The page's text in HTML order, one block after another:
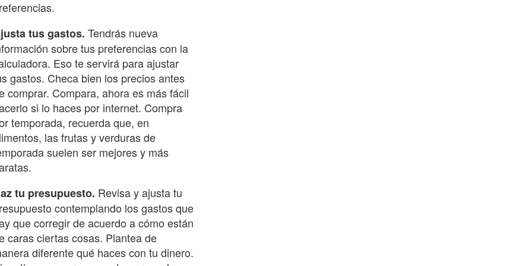
tus gastos. Tendrás nueva
sobre tus preferencias con la
Eso te servirá para ajustar
gastos. Checa bien los precios antes
comprar. Compara, ahora es más fácil
si lo haces por internet. Compra
temporada, recuerda que, en
las frutas y verduras de
suelen ser mejores y más
tu presupuesto. Revisa y ajusta tu
contemplando los gastos que
que corregir de acuerdo a cómo están
caras ciertas cosas. Plantea de
diferente qué haces con tu dinero.